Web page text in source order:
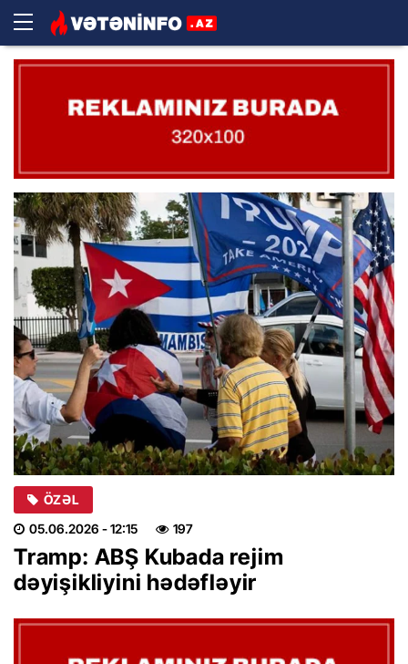
ÖZƏL
05.06.2026 - 12:15 197
Tramp: ABŞ Kubada rejim
dəyişikliyini hədəfləyir